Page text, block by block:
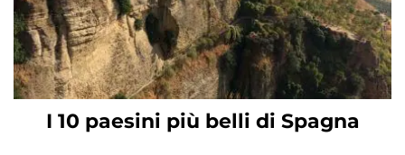
I 10 paesini più belli di Spagna